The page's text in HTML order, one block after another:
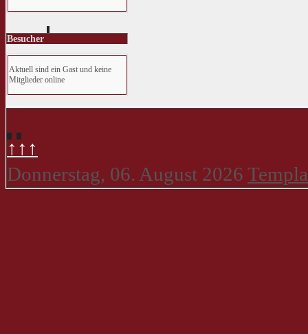
Besucher
Aktuell sind ein Gast und keine
Mitglieder online
↑↑↑
Donnerstag, 06. August 2026